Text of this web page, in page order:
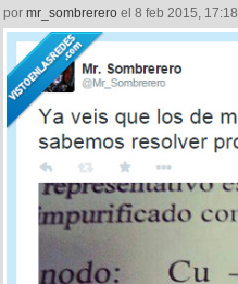
por mr_sombrerero el 8 feb 2015, 17:18